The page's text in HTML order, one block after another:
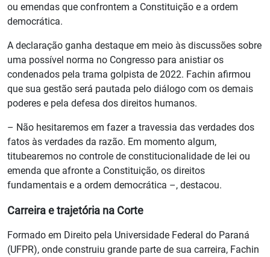
ou emendas que confrontem a Constituição e a ordem
democrática.
A declaração ganha destaque em meio às discussões sobre
uma possível norma no Congresso para anistiar os
condenados pela trama golpista de 2022. Fachin afirmou
que sua gestão será pautada pelo diálogo com os demais
poderes e pela defesa dos direitos humanos.
– Não hesitaremos em fazer a travessia das verdades dos
fatos às verdades da razão. Em momento algum,
titubearemos no controle de constitucionalidade de lei ou
emenda que afronte a Constituição, os direitos
fundamentais e a ordem democrática –, destacou.
Carreira e trajetória na Corte
Formado em Direito pela Universidade Federal do Paraná
(UFPR), onde construiu grande parte de sua carreira, Fachin